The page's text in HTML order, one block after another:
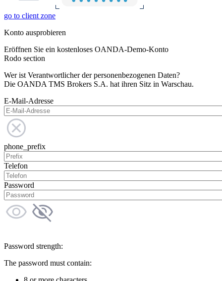
go to client zone
Konto ausprobieren
Eröffnen Sie ein kostenloses OANDA-Demo-Konto
Rodo section
Wer ist Verantwortlicher der personenbezogenen Daten?
Die OANDA TMS Brokers S.A. hat ihren Sitz in Warschau.
E-Mail-Adresse
phone_prefix
Telefon
Password
Password strength:
The password must contain: